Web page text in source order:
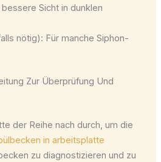
Sicht in dunklen
nötig): Für manche Siphon-
Zur Überprüfung Und
der Reihe nach durch, um die
in arbeitsplatte
zu diagnostizieren und zu